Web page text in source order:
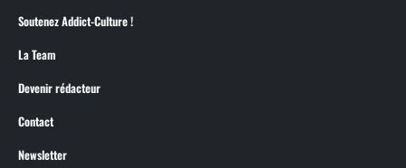
Soutenez Addict-Culture !
La Team
Devenir rédacteur
Contact
Newsletter